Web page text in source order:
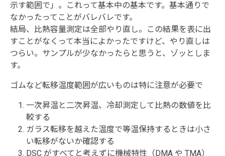
示す範囲で」。これって基本中の基本です。基本通りで
なかったってことがバレバレです。
結局、比熱容量測定は全部やり直し。この結果を表に出
すことがなくって本当によかったですけど、やり直しは
つらい。サンプルが少なかったらと思うと、ゾッとしま
す。
ゴムなど転移温度範囲が広いものは特に注意が必要で
一次昇温と二次昇温、冷却測定して比熱の数値を比
較する
ガラス転移を越えた温度で等温保持するときは小さ
い転移がないか確認する
DSC がすべてと考えずに機械特性（DMA や TMA）